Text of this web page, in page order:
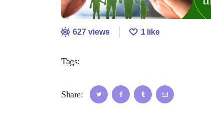
627 views 1 like
Tags:
Share: